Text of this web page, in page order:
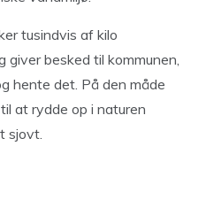
tusindvis af kilo
giver besked til kommunen,
hente det. På den måde
at rydde op i naturen
sjovt.